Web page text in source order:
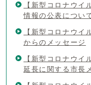
【新型コロナウイ
情報の公表につい
【新型コロナウイ
からのメッセージ
【新型コロナウイ
延長に関する市長